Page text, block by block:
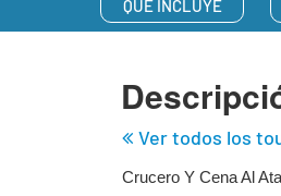
QUE INCLUYE
Ver todos los
Crucero Y Cena Al